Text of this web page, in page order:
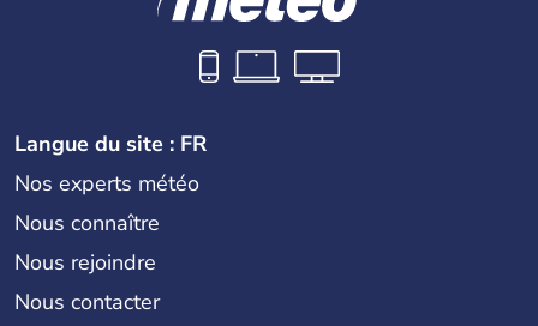
Langue du site : FR
Nos experts météo
Nous connaître
Nous rejoindre
Nous contacter